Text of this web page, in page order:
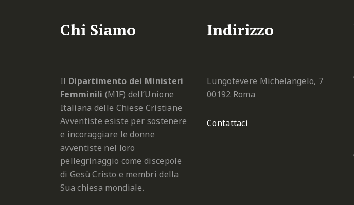
Chi Siamo
Il Dipartimento dei Ministeri
Femminili (MIF) dell’Unione
Italiana delle Chiese Cristiane
Avventiste esiste per sostenere
e incoraggiare le donne
avventiste nel loro
pellegrinaggio come discepole
di Gesù Cristo e membri della
Sua chiesa mondiale.
Indirizzo
Lungotevere Michelangelo, 7
00192 Roma
Contattaci